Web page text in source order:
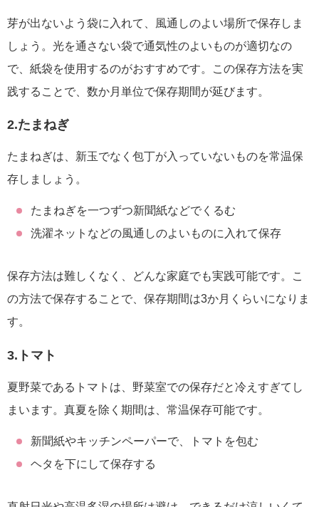
芽が出ないよう袋に入れて、風通しのよい場所で保存しま
しょう。光を通さない袋で通気性のよいものが適切なの
で、紙袋を使用するのがおすすめです。この保存方法を実
践することで、数か月単位で保存期間が延びます。
2.たまねぎ
たまねぎは、新玉でなく包丁が入っていないものを常温保
存しましょう。
たまねぎを一つずつ新聞紙などでくるむ
洗濯ネットなどの風通しのよいものに入れて保存
保存方法は難しくなく、どんな家庭でも実践可能です。こ
の方法で保存することで、保存期間は3か月くらいになりま
す。
3.トマト
夏野菜であるトマトは、野菜室での保存だと冷えすぎてし
まいます。真夏を除く期間は、常温保存可能です。
新聞紙やキッチンペーパーで、トマトを包む
ヘタを下にして保存する